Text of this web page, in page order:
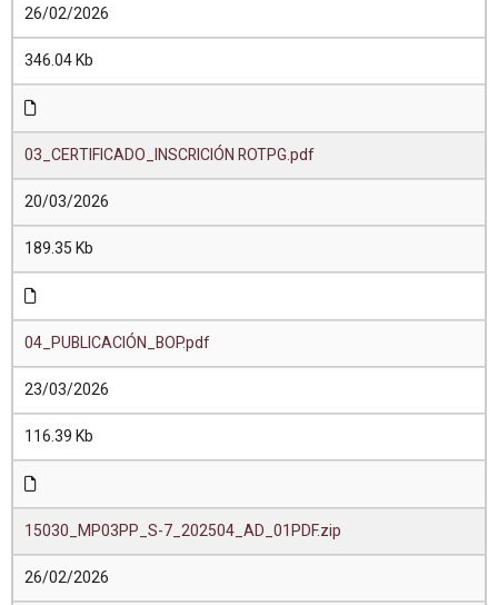
26/02/2026
346.04 Kb
03_CERTIFICADO_INSCRICIÓN ROTPG.pdf
20/03/2026
189.35 Kb
04_PUBLICACIÓN_BOP.pdf
23/03/2026
116.39 Kb
15030_MP03PP_S-7_202504_AD_01PDF.zip
26/02/2026